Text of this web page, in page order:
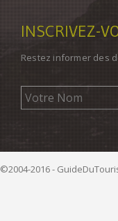
INSCRIVEZ-
Restez informer des
©2004-2016 -